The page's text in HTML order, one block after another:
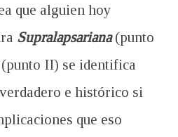
que alguien hoy
Supralapsariana(punto
II) se identifica
e histórico si
que eso